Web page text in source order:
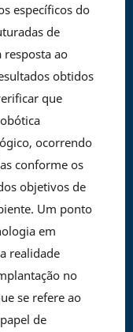
específicos do
de
resposta ao
obtidos
que
ocorrendo
conforme os
objetivos de
Um ponto
em
realidade
no
se refere ao
de